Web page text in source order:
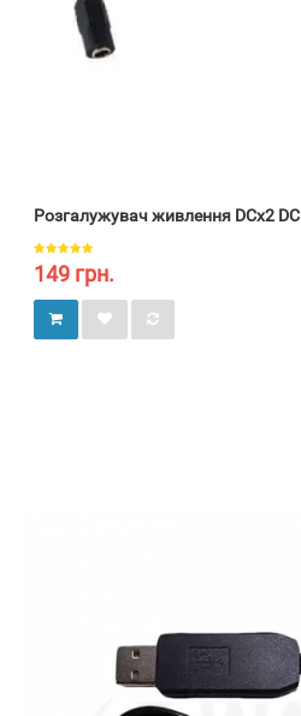
Розгалужувач живлення DCх2 DC
149 грн.